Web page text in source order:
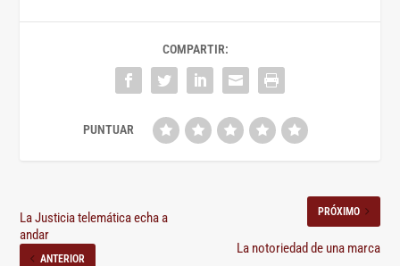
COMPARTIR:
La Justicia telemática echa a
andar
ANTERIOR
PRÓXIMO
La notoriedad de una marca